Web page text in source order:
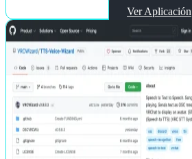
Ver Aplicación